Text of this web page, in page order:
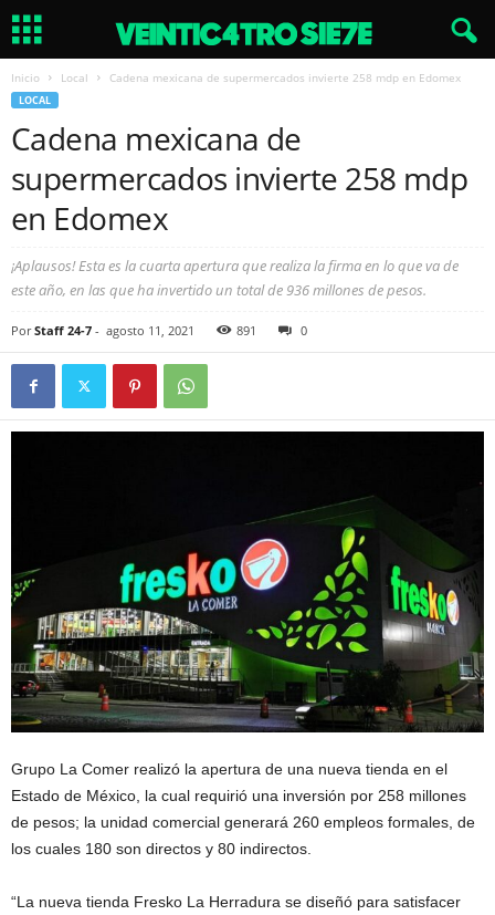
Inicio Local Cadena mexicana de supermercados invierte 258 mdp en Edomex
LOCAL
Cadena mexicana de
supermercados invierte 258 mdp
en Edomex
¡Aplausos! Esta es la cuarta apertura que realiza la firma en lo que va de
este año, en las que ha invertido un total de 936 millones de pesos.
Por Staff 24-7 - agosto 11, 2021 891 0
Grupo La Comer realizó la apertura de una nueva tienda en el
Estado de México, la cual requirió una inversión por 258 millones
de pesos; la unidad comercial generará 260 empleos formales, de
los cuales 180 son directos y 80 indirectos.
“La nueva tienda Fresko La Herradura se diseñó para satisfacer